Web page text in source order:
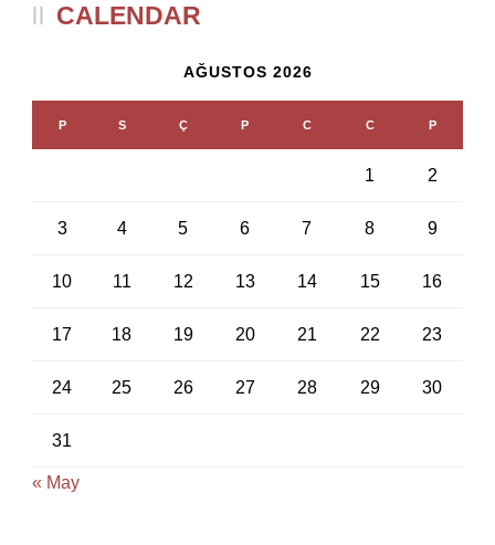
CALENDAR
AĞUSTOS 2026
P S Ç P C C P
1 2
3 4 5 6 7 8 9
10 11 12 13 14 15 16
17 18 19 20 21 22 23
24 25 26 27 28 29 30
31
« May